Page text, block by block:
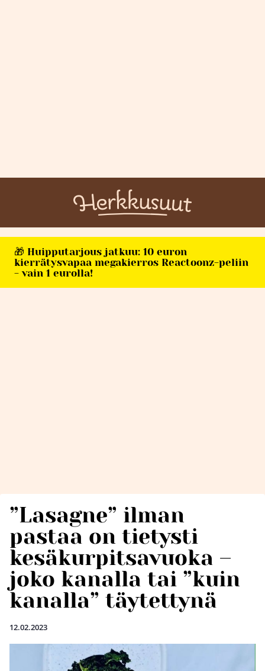
🎁 Huipputarjous jatkuu: 10 euron
kierrätysvapaa megakierros Reactoonz-peliin
- vain 1 eurolla!
”Lasagne” ilman
pastaa on tietysti
kesäkurpitsavuoka –
joko kanalla tai ”kuin
kanalla” täytettynä
12.02.2023